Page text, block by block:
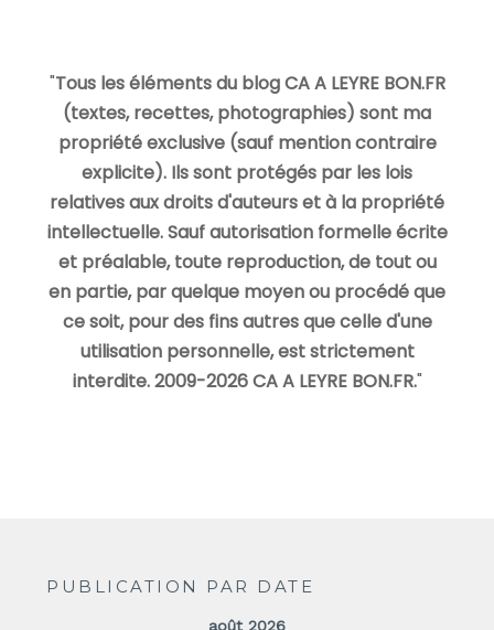
"Tous les éléments du blog CA A LEYRE BON.FR
(textes, recettes, photographies) sont ma
propriété exclusive (sauf mention contraire
explicite). Ils sont protégés par les lois
relatives aux droits d'auteurs et à la propriété
intellectuelle. Sauf autorisation formelle écrite
et préalable, toute reproduction, de tout ou
en partie, par quelque moyen ou procédé que
ce soit, pour des fins autres que celle d'une
utilisation personnelle, est strictement
interdite. 2009-2026 CA A LEYRE BON.FR."
PUBLICATION PAR DATE
août 2026